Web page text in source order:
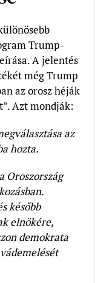
Trump-
A jelentés
még Trump
az orosz héják
Azt mondják:
az
hozta.
Oroszország
később
elnökére,
demokrata